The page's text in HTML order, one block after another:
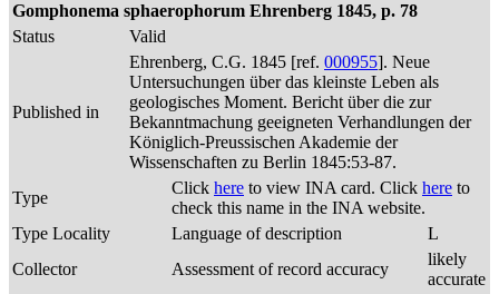
Gomphonema sphaerophorum Ehrenberg 1845, p. 78
Status
Valid
Published in
Ehrenberg, C.G. 1845 [ref. 000955]. Neue
Untersuchungen über das kleinste Leben als
geologisches Moment. Bericht über die zur
Bekanntmachung geeigneten Verhandlungen der
Königlich-Preussischen Akademie der
Wissenschaften zu Berlin 1845:53-87.
Type
Click here to view INA card. Click here to
check this name in the INA website.
Type Locality
Language of description
L
Collector
Assessment of record accuracy
likely
accurate